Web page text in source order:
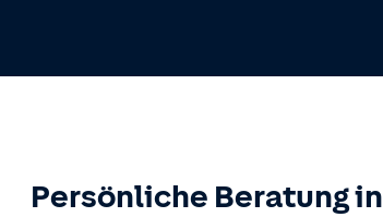
Persönliche Beratung in